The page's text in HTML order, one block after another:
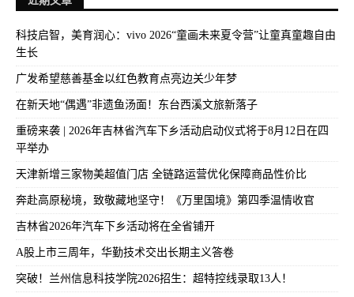
科技启智，美育润心：vivo 2026“童画未来夏令营”让童真童趣自由
生长
广发希望慈善基金以红色教育点亮边关少年梦
在新天地“偶遇”非遗鱼汤面！东台西溪文旅新落子
重磅来袭 | 2026年吉林省汽车下乡活动启动仪式将于8月12日在四
平举办
天津新增三家物美超值门店 全链路运营优化保障商品性价比
奔赴高原秘境，致敬藏地坚守！《万里国境》第四季温情收官
吉林省2026年汽车下乡活动将在全省铺开
A股上市三周年，华勤技术交出长期主义答卷
突破！兰州信息科技学院2026招生：超特控线录取13人！